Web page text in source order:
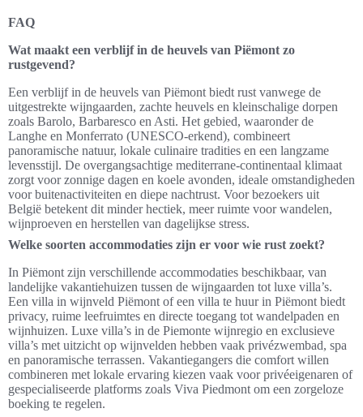
FAQ
Wat maakt een verblijf in de heuvels van Piëmont zo
rustgevend?
Een verblijf in de heuvels van Piëmont biedt rust vanwege de
uitgestrekte wijngaarden, zachte heuvels en kleinschalige dorpen
zoals Barolo, Barbaresco en Asti. Het gebied, waaronder de
Langhe en Monferrato (UNESCO-erkend), combineert
panoramische natuur, lokale culinaire tradities en een langzame
levensstijl. De overgangsachtige mediterrane-continentaal klimaat
zorgt voor zonnige dagen en koele avonden, ideale omstandigheden
voor buitenactiviteiten en diepe nachtrust. Voor bezoekers uit
België betekent dit minder hectiek, meer ruimte voor wandelen,
wijnproeven en herstellen van dagelijkse stress.
Welke soorten accommodaties zijn er voor wie rust zoekt?
In Piëmont zijn verschillende accommodaties beschikbaar, van
landelijke vakantiehuizen tussen de wijngaarden tot luxe villa’s.
Een villa in wijnveld Piëmont of een villa te huur in Piëmont biedt
privacy, ruime leefruimtes en directe toegang tot wandelpaden en
wijnhuizen. Luxe villa’s in de Piemonte wijnregio en exclusieve
villa’s met uitzicht op wijnvelden hebben vaak privézwembad, spa
en panoramische terrassen. Vakantiegangers die comfort willen
combineren met lokale ervaring kiezen vaak voor privéeigenaren of
gespecialiseerde platforms zoals Viva Piedmont om een zorgeloze
boeking te regelen.